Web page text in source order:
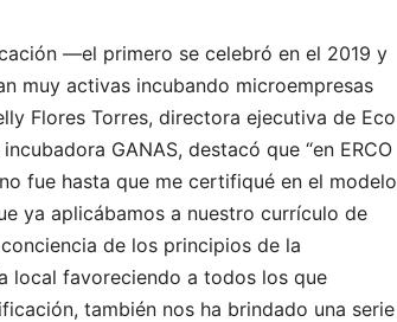
—el primero se celebró en el 2019 y
muy activas incubando microempresas
Flores Torres, directora ejecutiva de Eco
GANAS, destacó que “en ERCO
fue hasta que me certifiqué en el modelo
ya aplicábamos a nuestro currículo de
de los principios de la
local favoreciendo a todos los que
también nos ha brindado una serie